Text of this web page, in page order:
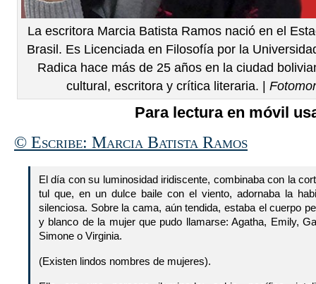
La escritora Marcia Batista Ramos nació en el
Brasil. Es Licenciada en Filosofía por la
Radica hace más de 25 años en la ciudad
cultural, escritora y crítica literaria. |
Para lectura en móvil
© Escribe: Marcia Batista Ramos
El día con su luminosidad iridiscente, combinaba con la
tul que, en un dulce baile con el viento, adornaba la
silenciosa. Sobre la cama, aún tendida, estaba el cuerpo
y blanco de la mujer que pudo llamarse: Agatha, Emily,
Simone o Virginia.
(Existen lindos nombres de mujeres).